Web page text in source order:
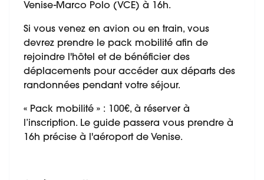
Venise-Marco Polo (VCE) à 16h.
Si vous venez en avion ou en train, vous
devrez prendre le pack mobilité afin de
rejoindre l'hôtel et de bénéficier des
déplacements pour accéder aux départs des
randonnées pendant votre séjour.
« Pack mobilité » : 100€, à réserver à
l’inscription. Le guide passera vous prendre à
16h précise à l'aéroport de Venise.